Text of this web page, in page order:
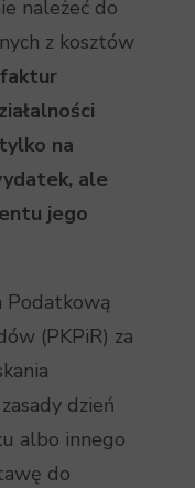
należeć do
z kosztów
na
ale
jego
Podatkową
(PKPiR) za
dzień
albo innego
do